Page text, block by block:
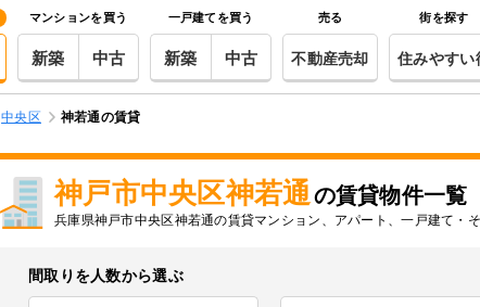
マンションを買う
新築 中古
一戸建てを買う
新築 中古
売る
不動産売却
街を探す
住みやすい
中央区 神若通の賃貸
神戸市中央区神若通の賃貸物件一覧
兵庫県神戸市中央区神若通の賃貸マンション、アパート、一戸建て・
間取りを人数から選ぶ